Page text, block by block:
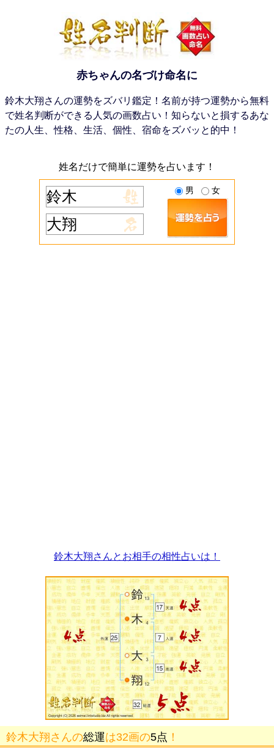
赤ちゃんの名づけ命名に
鈴木大翔さんの運勢をズバリ鑑定！名前が持つ運勢から無料
で姓名判断ができる人気の画数占い！知らないと損するあな
たの人生、性格、生活、個性、宿命をズバッと的中！
姓名だけで簡単に運勢を占います！
男 女
鈴木大翔さんとお相手の相性占いは！
鈴木大翔さんの総運は32画の5点 ！